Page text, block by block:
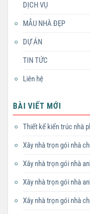
DỊCH VỤ
MẪU NHÀ ĐẸP
DỰ ÁN
TIN TỨC
Liên hệ
BÀI VIẾT MỚI
Thiết kế kiến trúc nhà
Xây nhà trọn gói nhà
Xây nhà trọn gói nhà
Xây nhà trọn gói nhà
Xây nhà trọn gói nhà